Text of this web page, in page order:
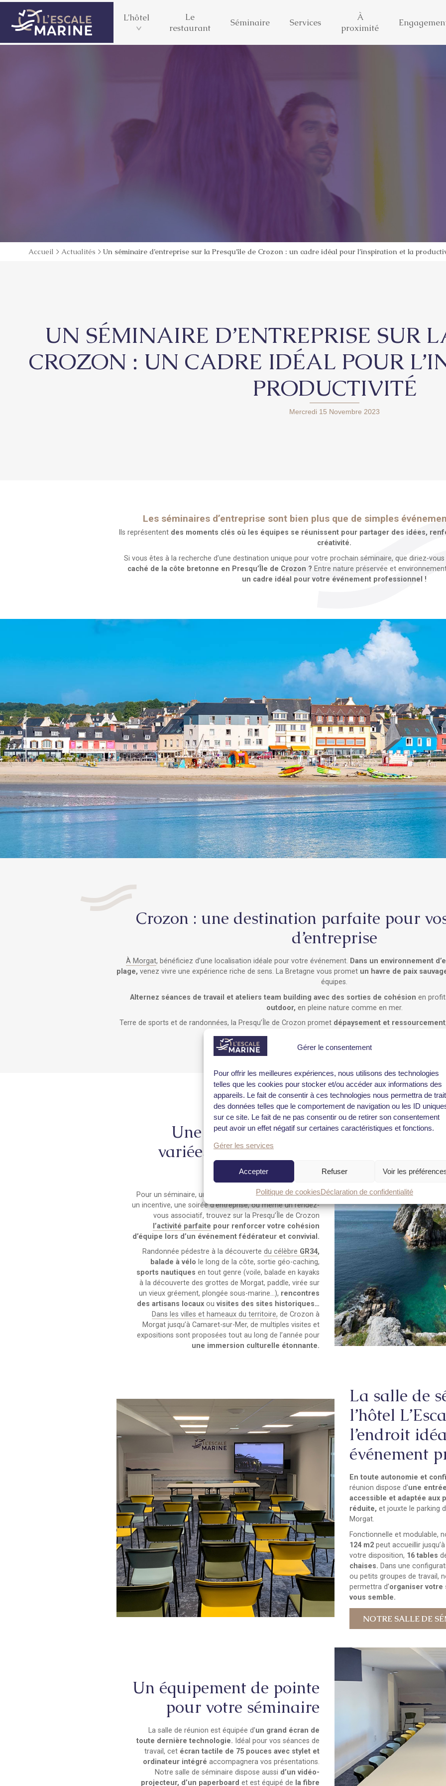
Gérer le consentement
Pour offrir les meilleures expériences, nous utilisons des technologies
telles que les cookies pour stocker et/ou accéder aux informations des
appareils. Le fait de consentir à ces technologies nous permettra de
des données telles que le comportement de navigation ou les ID
sur ce site. Le fait de ne pas consentir ou de retirer son consentement
peut avoir un effet négatif sur certaines caractéristiques et fonctions.
Gérer les services
Accepter Refuser Voir les
Politique de cookiesDéclaration de confidentialité
L’hôtel
Le
restaurant
Séminaire Services
À
proximité
Accueil > Actualités > Un séminaire d’entreprise sur la Presqu’île de Crozon : un cadre idéal pour l’inspiration et la
UN SÉMINAIRE D’ENTREPRISE SUR
CROZON : UN CADRE IDÉAL POUR
PRODUCTIVITÉ
Mercredi 15 Novembre 2023
Les séminaires d’entreprise sont bien plus que de simples
Ils représentent des moments clés où les équipes se réunissent pour partager des idées,
créativité.
Si vous êtes à la recherche d’une destination unique pour votre prochain séminaire, que diriez-
caché de la côte bretonne en Presqu’Île de Crozon ? Entre nature préservée et
un cadre idéal pour votre événement professionnel !
Crozon : une destination parfaite pour
d’entreprise
À Morgat, bénéficiez d’une localisation idéale pour votre événement. Dans un environnement
plage, venez vivre une expérience riche de sens. La Bretagne vous promet un havre de paix
équipes.
Alternez séances de travail et ateliers team building avec des sorties de cohésion en
outdoor, en pleine nature comme en mer.
Terre de sports et de randonnées, la Presqu’Île de Crozon promet dépaysement et
Une offre d’activités
variées pour vos team
buildings
Pour un séminaire, une journée d’étude, une conférence,
un incentive, une soirée d’entreprise, ou même un rendez-
vous associatif, trouvez sur la Presqu’Île de Crozon
l’activité parfaite pour renforcer votre cohésion
d’équipe lors d’un événement fédérateur et convivial.
Randonnée pédestre à la découverte du célèbre GR34,
balade à vélo le long de la côte, sortie géo-caching,
sports nautiques en tout genre (voile, balade en kayaks
à la découverte des grottes de Morgat, paddle, virée sur
un vieux gréement, plongée sous-marine…), rencontres
des artisans locaux ou visites des sites historiques…
Dans les villes et hameaux du territoire, de Crozon à
Morgat jusqu’à Camaret-sur-Mer, de multiples visites et
expositions sont proposées tout au long de l’année pour
une immersion culturelle étonnante.
La salle de
l’hôtel
l’endroit
événement
En toute autonomie et
réunion dispose d’une
accessible et adaptée aux
réduite, et jouxte le parking
Morgat.
Fonctionnelle et modulable,
124 m2 peut accueillir
votre disposition, 16 tables
chaises. Dans une
ou petits groupes de travail,
permettra d’organiser votre
vous semble.
NOTRE SALLE DE
Un équipement de pointe
pour votre séminaire
La salle de réunion est équipée d’un grand écran de
toute dernière technologie. Idéal pour vos séances de
travail, cet écran tactile de 75 pouces avec stylet et
ordinateur intégré accompagnera vos présentations.
Notre salle de séminaire dispose aussi d’un vidéo-
projecteur, d’un paperboard et est équipé de la fibre